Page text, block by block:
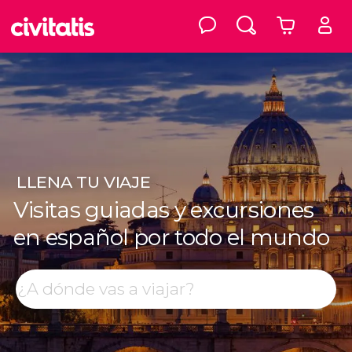
LLENA TU VIAJE
Visitas guiadas y excursiones
en español por todo el mundo
Buscar
Top destinos